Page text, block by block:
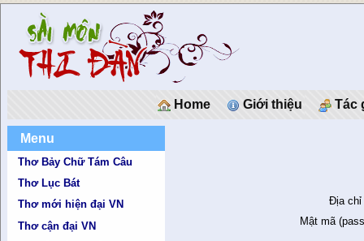
Home Giới thiệu Tác
Menu
Thơ Bảy Chữ Tám Câu
Thơ Lục Bát
Thơ mới hiện đại VN
Thơ cận đại VN
Địa chỉ
Mật mã